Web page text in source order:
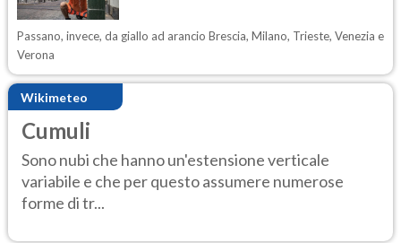
Passano, invece, da giallo ad arancio Brescia, Milano, Trieste, Venezia e
Verona
Wikimeteo
Cumuli
Sono nubi che hanno un'estensione verticale
variabile e che per questo assumere numerose
forme di tr...